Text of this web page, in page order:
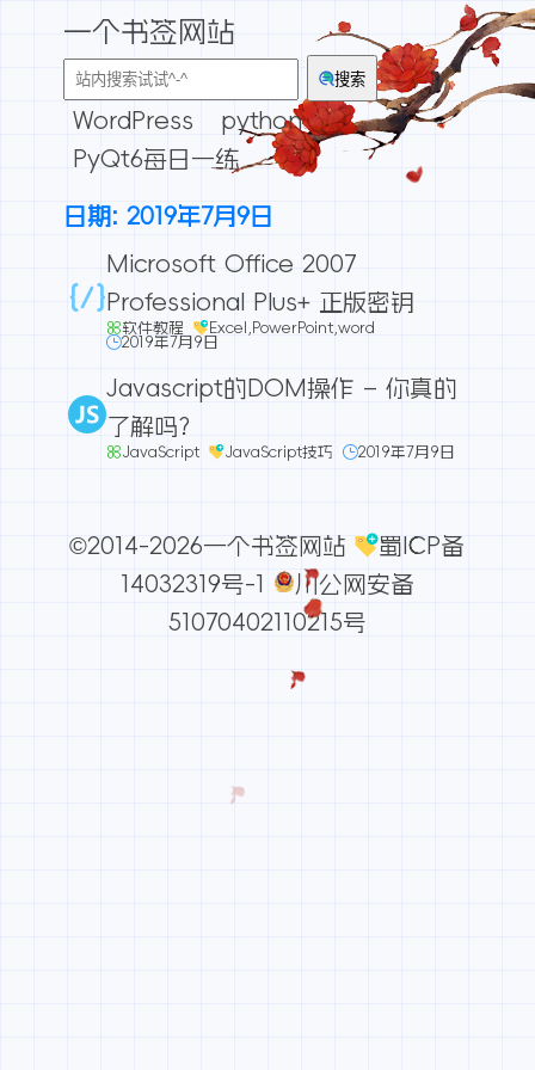
一个书签网站
搜索
WordPress
python
PyQt6每日一练
日期: 2019年7月9日
Microsoft Office 2007
Professional Plus+ 正版密钥
软件教程 Excel PowerPoint, word
2019年7月9日
Javascript的DOM操作 – 你真的
了解吗?
JavaScript JavaScript技巧 2019年7月9日
©2014-2026一个书签网站
蜀ICP备
14032319号-1
川公网安备
51070402110215号